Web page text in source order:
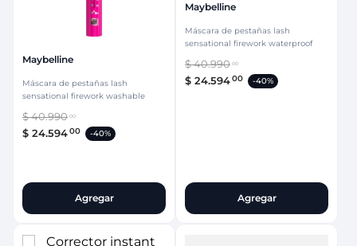
Maybelline
Máscara de pestañas lash
sensational firework washable
$40.990 00
$ 24.59400 -40%
Agregar
Maybelline
Máscara de pestañas lash
sensational firework waterproof
$40.990 00
$ 24.59400 -40%
Agregar